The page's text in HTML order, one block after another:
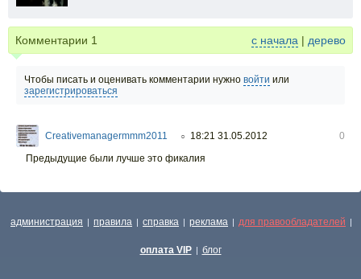
Комментарии 1 с начала | дерево
Чтобы писать и оценивать комментарии нужно войти или
зарегистрироваться
Creativemanagermmm2011 ○ 18:21 31.05.2012
0
Предыдущие были лучше это фикалия
администрация | правила | справка | реклама | для правообладателей |
оплата VIP | блог